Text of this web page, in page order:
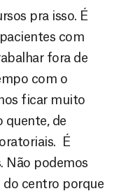
pra isso. É
com
fora de
com o
ficar muito
quente, de
É
Não podemos
do centro porque